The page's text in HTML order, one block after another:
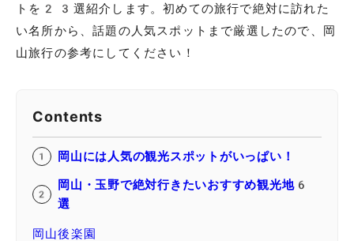
トを23選紹介します。初めての旅行で絶対に訪れた
い名所から、話題の人気スポットまで厳選したので、岡
山旅行の参考にしてください！
Contents
岡山には人気の観光スポットがいっぱい！
岡山・玉野で絶対行きたいおすすめ観光地6
選
岡山後楽園